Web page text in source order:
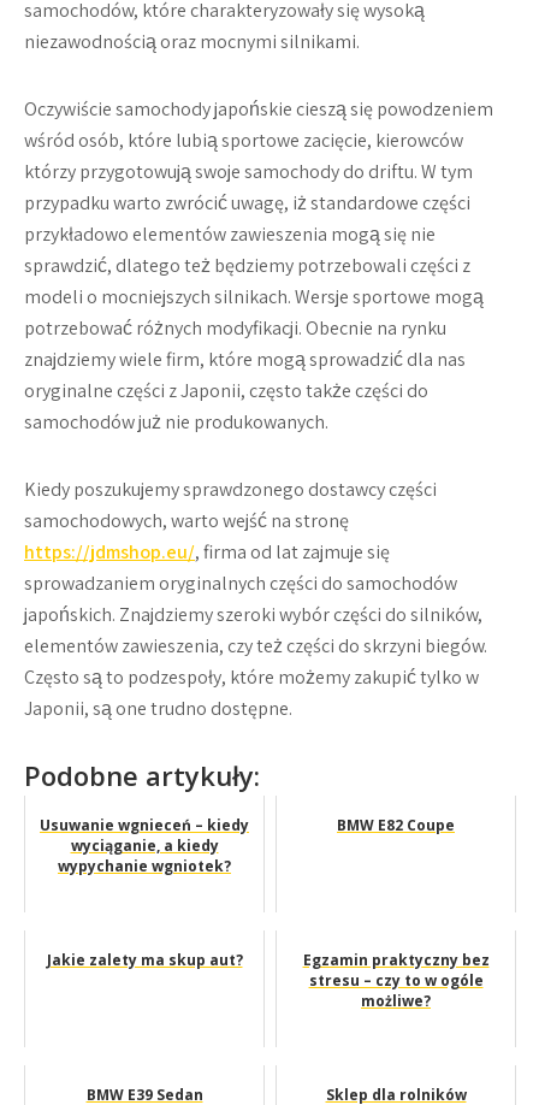
samochodów, które charakteryzowały się wysoką
niezawodnością oraz mocnymi silnikami.
Oczywiście samochody japońskie cieszą się powodzeniem
wśród osób, które lubią sportowe zacięcie, kierowców
którzy przygotowują swoje samochody do driftu. W tym
przypadku warto zwrócić uwagę, iż standardowe części
przykładowo elementów zawieszenia mogą się nie
sprawdzić, dlatego też będziemy potrzebowali części z
modeli o mocniejszych silnikach. Wersje sportowe mogą
potrzebować różnych modyfikacji. Obecnie na rynku
znajdziemy wiele firm, które mogą sprowadzić dla nas
oryginalne części z Japonii, często także części do
samochodów już nie produkowanych.
Kiedy poszukujemy sprawdzonego dostawcy części
samochodowych, warto wejść na stronę
https://jdmshop.eu/, firma od lat zajmuje się
sprowadzaniem oryginalnych części do samochodów
japońskich. Znajdziemy szeroki wybór części do silników,
elementów zawieszenia, czy też części do skrzyni biegów.
Często są to podzespoły, które możemy zakupić tylko w
Japonii, są one trudno dostępne.
Podobne artykuły:
Usuwanie wgnieceń – kiedy
wyciąganie, a kiedy
wypychanie wgniotek?
BMW E82 Coupe
Jakie zalety ma skup aut?
Egzamin praktyczny bez
stresu – czy to w ogóle
możliwe?
BMW E39 Sedan Sklep dla rolników